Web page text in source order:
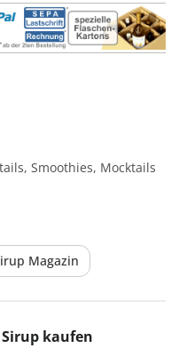
Smoothies, Mocktails
Magazin
kaufen